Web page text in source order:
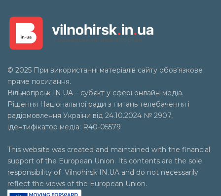
© 2025 При використанні матеріалів сайту обов’язкове
пряме посилання.
Вільногірськ
IN.UA – субєкт у сфері онлайн-медіа.
Рішення Національної ради з питань телебачення і
радіомовлення України від 24.10.2024 № 2907,
ідентифікатор медіа: R40-05579
This website was created and maintained with the financial
support of the European Union. Its contents are the sole
responsibility of Vilnohirsk IN.UA and do not necessarily
reflect the views of the European Union.